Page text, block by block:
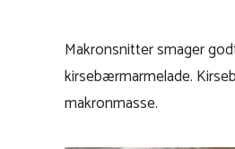
Makronsnitter smager
kirsebærmarmelade.
makronmasse.